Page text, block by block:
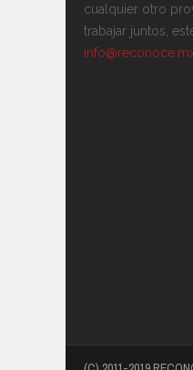
cualquier otro
trabajar juntos,